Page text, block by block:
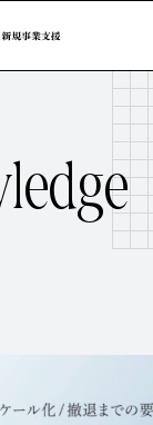
ledge